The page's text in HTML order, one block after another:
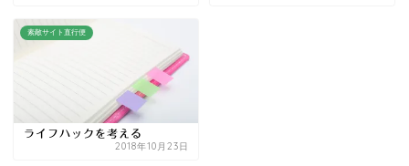
素敵サイト直行便
ライフハックを考える
2018年10月23日